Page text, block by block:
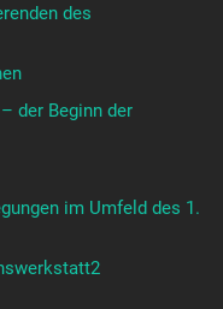
des
der Beginn der
im Umfeld des 1.